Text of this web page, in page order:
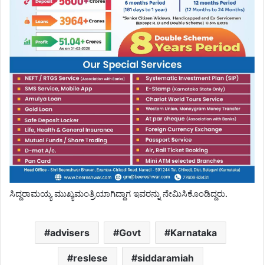
ಸಿದ್ದರಾಮಯ್ಯ ಮುಖ್ಯಮಂತ್ರಿಯಾಗಿದ್ದಾಗ ಇವರನ್ನು ನೇಮಿಸಿಕೊಂಡಿದ್ದರು.
advisers Govt Karnataka
reslese siddaramiah